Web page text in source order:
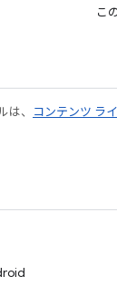
こ
、 コンテンツ ラ